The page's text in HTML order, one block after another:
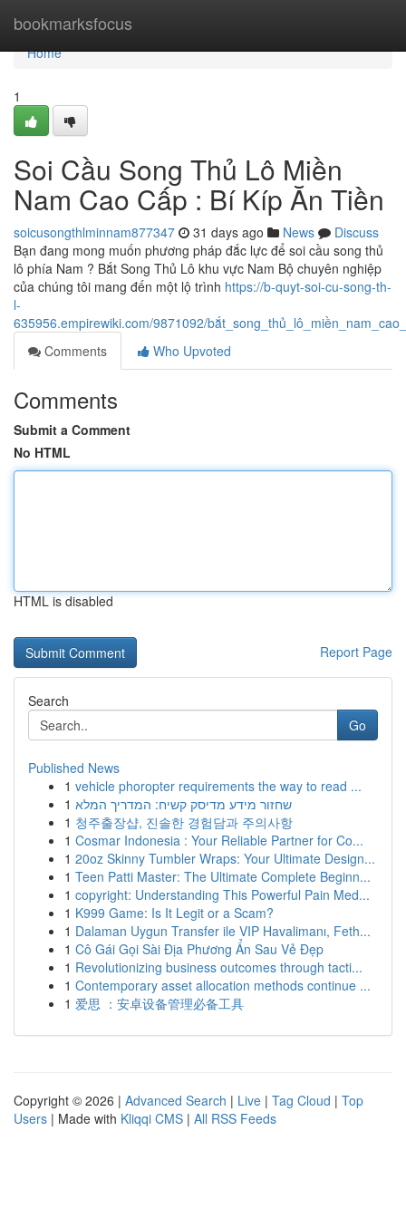
bookmarksfocus
Home
Home
1
Soi Cầu Song Thủ Lô Miền
Nam Cao Cấp : Bí Kíp Ăn Tiền
soicusongthlminnam877347 31 days ago News
Discuss
Bạn đang mong muốn phương pháp đắc lực để soi cầu song thủ
lô phía Nam ? Bắt Song Thủ Lô khu vực Nam Bộ chuyên nghiệp
của chúng tôi mang đến một lộ trình https://b-quyt-soi-cu-song-th-
l-
635956.empirewiki.com/9871092/
Comments
Who Upvoted
Comments
Submit a Comment
No HTML
HTML is disabled
Report Page
Search
Go
Published News
1 vehicle phoropter requirements the way to read ...
1 שחזור מידע מדיסק קשיח: המדריך המלא
1 청주출장샵, 진솔한 경험담과 주의사항
1 Cosmar Indonesia : Your Reliable Partner for Co...
1 20oz Skinny Tumbler Wraps: Your Ultimate Design...
1 Teen Patti Master: The Ultimate Complete Beginn...
1 copyright: Understanding This Powerful Pain Med...
1 K999 Game: Is It Legit or a Scam?
1 Dalaman Uygun Transfer ile VIP Havalimanı, Feth...
1 Cô Gái Gọi Sài Địa Phương Ẩn Sau Vẻ Đẹp
1 Revolutionizing business outcomes through tacti...
1 Contemporary asset allocation methods continue ...
1 爱思 ：安卓设备管理必备工具
Copyright © 2026 | Advanced Search | Live | Tag Cloud | Top
Users | Made with Kliqqi CMS | All RSS Feeds